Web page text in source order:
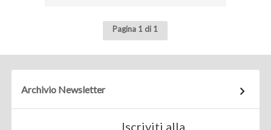
Pagina 1 di 1
Archivio Newsletter
Iscriviti alla